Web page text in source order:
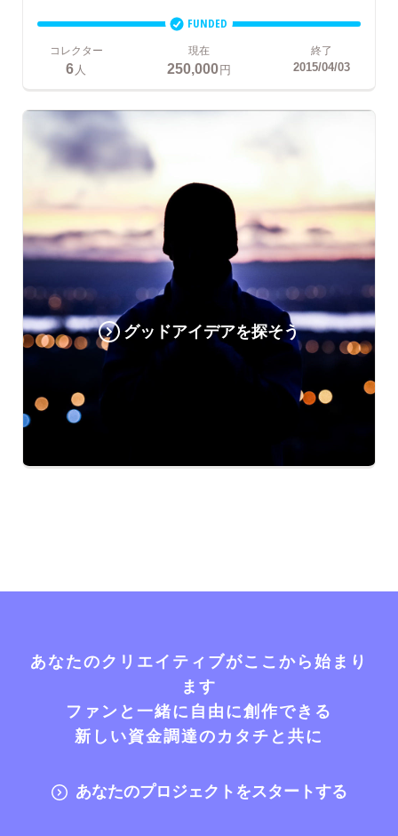
FUNDED
コレクター
6 人
現在
250,000円
終了
2015/04/03
グッドアイデアを探そう
あなたのクリエイティブがここから始まり
ます
ファンと一緒に自由に創作できる
新しい資金調達のカタチと共に
あなたのプロジェクトをスタートする